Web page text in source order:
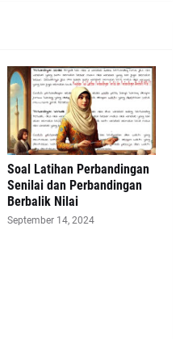
Soal Latihan Perbandingan
Senilai dan Perbandingan
Berbalik Nilai
September 14, 2024